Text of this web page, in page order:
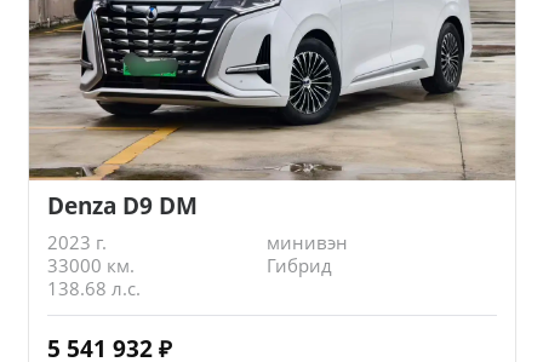
Denza D9 DM
2023 г.
минивэн
33000 км.
Гибрид
138.68 л.с.
5 541 932 ₽